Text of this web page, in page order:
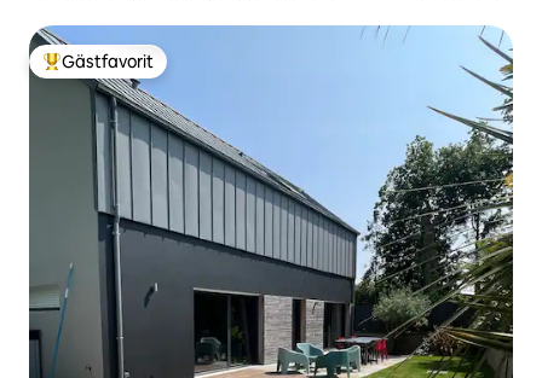
Populär gästfavorit
Gästfavorit